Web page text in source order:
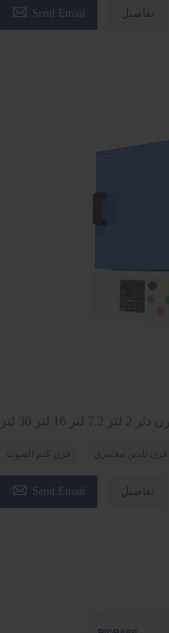
 Send Email تفاصيل
لتر 7.2 لتر 16 لتر 30 لتر
فرن كتم الصوت فرن تلدين مختبري
 Send Email تفاصيل